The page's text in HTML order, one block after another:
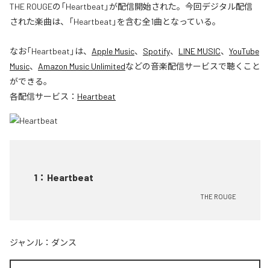
THE ROUGEの「Heartbeat」が配信開始された。今回デジタル配信
された楽曲は、「Heartbeat」を含む全1曲となっている。
なお「Heartbeat 」は、 Apple Music、 Spotify、 LINE MUSIC、 YouTube
Music、 Amazon Music Unlimitedなどの音楽配信サービスで聴くこと
ができる。
各配信サービス： Heartbeat
1 ： Heartbeat
THE ROUGE
ジャンル： ダンス